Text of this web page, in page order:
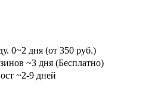
0~2 дня (от 350 руб.)
~3 дня (Бесплатно)
~2-9 дней